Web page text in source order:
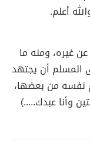
أعلم.
غيره، ومنه ما
المسلم أن يجتهد
نفسه من بعضها،
وأنا عبدك.....)